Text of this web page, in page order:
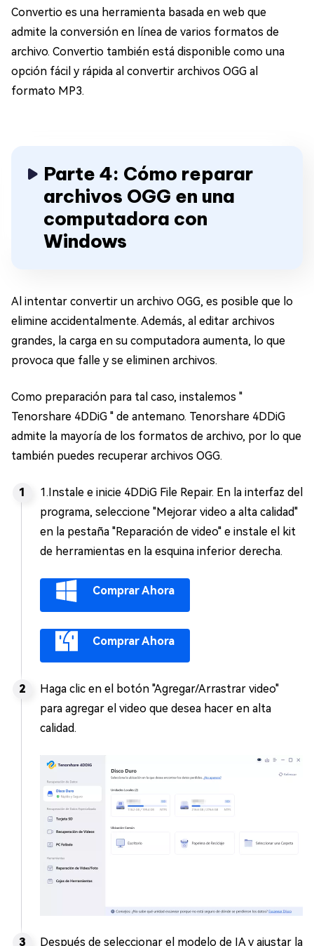
Convertio es una herramienta basada en web que
admite la conversión en línea de varios formatos de
archivo. Convertio también está disponible como una
opción fácil y rápida al convertir archivos OGG al
formato MP3.
Parte 4: Cómo reparar
archivos OGG en una
computadora con
Windows
Al intentar convertir un archivo OGG, es posible que lo
elimine accidentalmente. Además, al editar archivos
grandes, la carga en su computadora aumenta, lo que
provoca que falle y se eliminen archivos.
Como preparación para tal caso, instalemos "
Tenorshare 4DDiG " de antemano. Tenorshare 4DDiG
admite la mayoría de los formatos de archivo, por lo que
también puedes recuperar archivos OGG.
1.Instale e inicie 4DDiG File Repair. En la interfaz del
programa, seleccione "Mejorar video a alta calidad"
en la pestaña "Reparación de video" e instale el kit
de herramientas en la esquina inferior derecha.
Comprar Ahora
Comprar Ahora
Haga clic en el botón "Agregar/Arrastrar video"
para agregar el video que desea hacer en alta
calidad.
Después de seleccionar el modelo de IA y ajustar la